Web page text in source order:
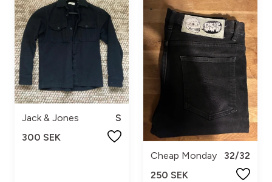
Jack & Jones
S
300 SEK
Cheap Monday
32/32
250 SEK